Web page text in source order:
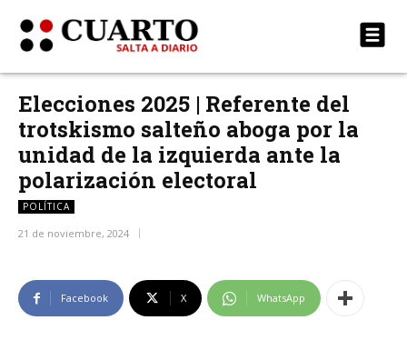
Elecciones 2025 | Referente del
trotskismo salteño aboga por la
unidad de la izquierda ante la
polarización electoral
POLÍTICA
21 de noviembre, 2024
Facebook X WhatsApp